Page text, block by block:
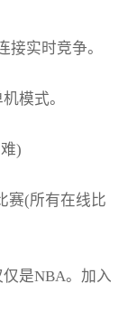
实时竞争。
模式。
)
赛(所有在线比
是NBA。加入